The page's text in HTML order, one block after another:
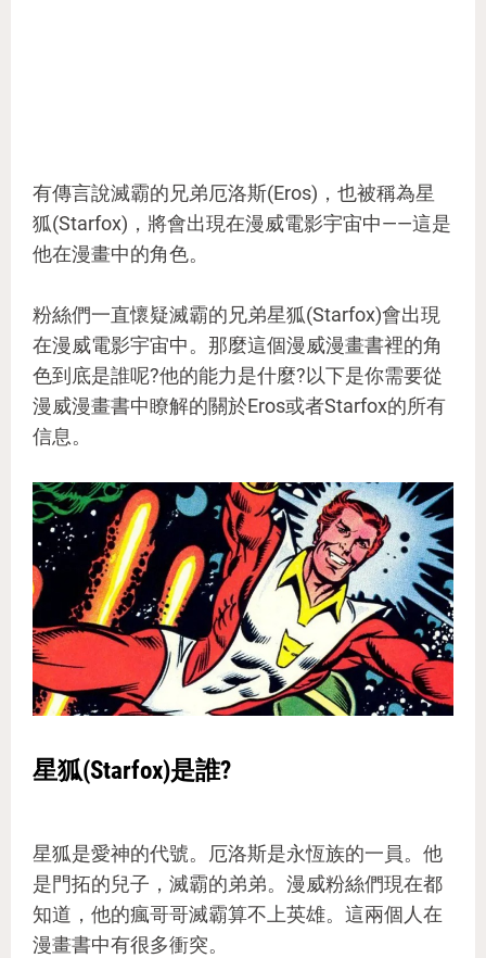
有傳言說滅霸的兄弟厄洛斯(Eros)，也被稱為星
狐(Starfox)，將會出現在漫威電影宇宙中——這是
他在漫畫中的角色。
粉絲們一直懷疑滅霸的兄弟星狐(Starfox)會出現
在漫威電影宇宙中。那麼這個漫威漫畫書裡的角
色到底是誰呢?他的能力是什麼?以下是你需要從
漫威漫畫書中瞭解的關於Eros或者Starfox的所有
信息。
星狐(Starfox)是誰?
星狐是愛神的代號。厄洛斯是永恆族的一員。他
是門拓的兒子，滅霸的弟弟。漫威粉絲們現在都
知道，他的瘋哥哥滅霸算不上英雄。這兩個人在
漫畫書中有很多衝突。